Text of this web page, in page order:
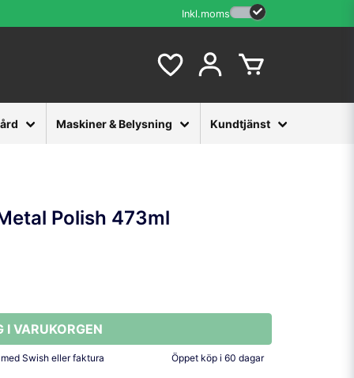
Inkl.moms
Maskiner & Belysning Kundtjänst
Polish 473ml
I VARUKORGEN
Swish eller faktura Öppet köp i 60 dagar